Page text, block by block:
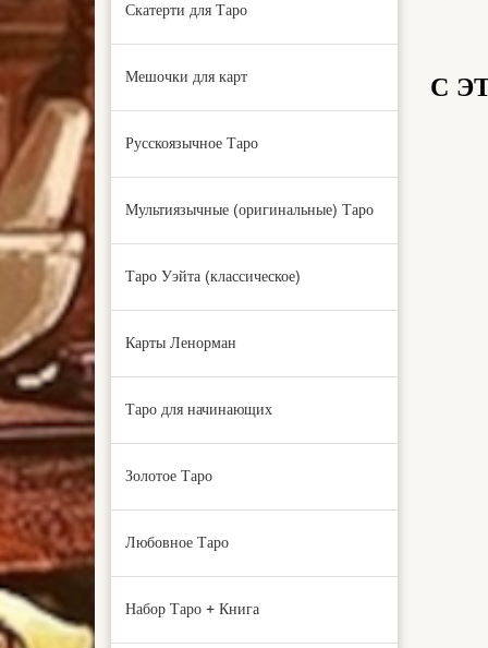
Скатерти для Таро
Мешочки для карт
Русскоязычное Таро
Мультиязычные (оригинальные) Таро
Таро Уэйта (классическое)
Карты Ленорман
Таро для начинающих
Золотое Таро
Любовное Таро
Набор Таро + Книга
С